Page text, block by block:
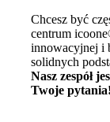
Chcesz być
centrum
innowacyjnej i
solidnych
Nasz zespół
Twoje pytania!